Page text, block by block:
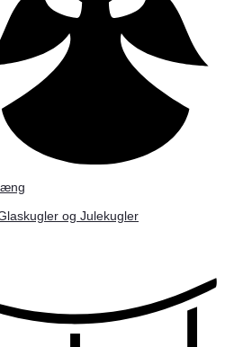
og Julekugler